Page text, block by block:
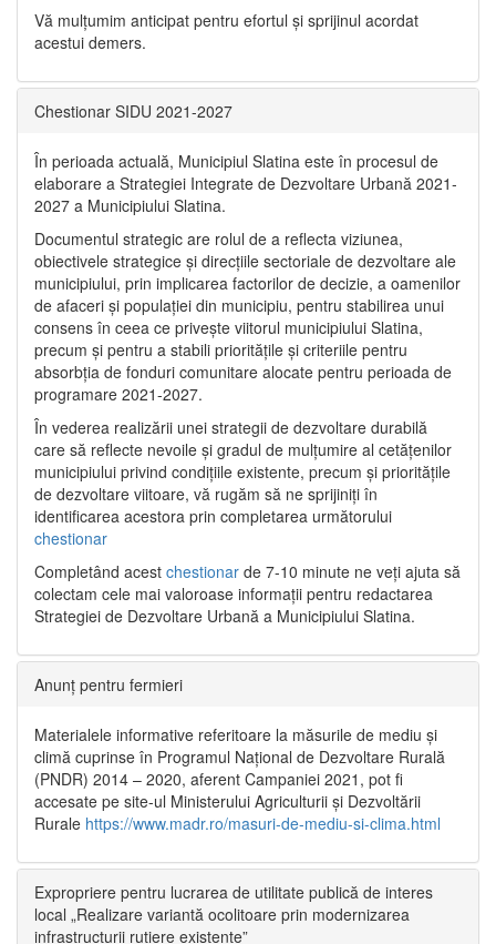
Vă mulţumim anticipat pentru efortul şi sprijinul acordat
acestui demers.
Chestionar SIDU 2021-2027
În perioada actuală, Municipiul Slatina este în procesul de
elaborare a Strategiei Integrate de Dezvoltare Urbană 2021‐
2027 a Municipiului Slatina.
Documentul strategic are rolul de a reflecta viziunea,
obiectivele strategice și direcțiile sectoriale de dezvoltare ale
municipiului, prin implicarea factorilor de decizie, a oamenilor
de afaceri și populației din municipiu, pentru stabilirea unui
consens în ceea ce privește viitorul municipiului Slatina,
precum și pentru a stabili prioritățile și criteriile pentru
absorbția de fonduri comunitare alocate pentru perioada de
programare 2021-2027.
În vederea realizării unei strategii de dezvoltare durabilă
care să reflecte nevoile și gradul de mulțumire al cetățenilor
municipiului privind condițiile existente, precum și prioritățile
de dezvoltare viitoare, vă rugăm să ne sprijiniți în
identificarea acestora prin completarea următorului
chestionar
Completând acest chestionar de 7-10 minute ne veți ajuta să
colectam cele mai valoroase informații pentru redactarea
Strategiei de Dezvoltare Urbană a Municipiului Slatina.
Anunț pentru fermieri
Materialele informative referitoare la măsurile de mediu și
climă cuprinse în Programul Național de Dezvoltare Rurală
(PNDR) 2014 – 2020, aferent Campaniei 2021, pot fi
accesate pe site-ul Ministerului Agriculturii și Dezvoltării
Rurale https://www.madr.ro/masuri-de-mediu-si-clima.html
Expropriere pentru lucrarea de utilitate publică de interes
local „Realizare variantă ocolitoare prin modernizarea
infrastructurii rutiere existente”